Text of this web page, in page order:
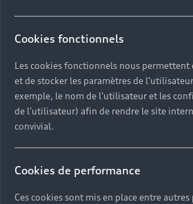
Cookies fonctionnels
Les cookies fonctionnels nous permettent
et de stocker les paramètres de
exemple, le nom de l'utilisateur et les
de l'utilisateur) afin de rendre le site
convivial.
Cookies de performance
Ces cookies sont mis en place entre autres